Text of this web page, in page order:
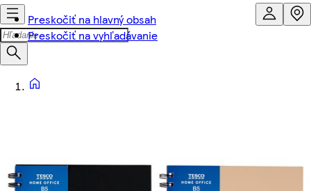
Preskočiť na hlavný obsah
Preskočiť na vyhľadávanie